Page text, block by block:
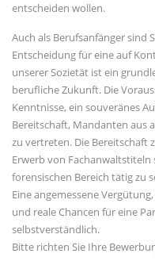
entscheiden wollen.
Auch als Berufsanfänger sind
Entscheidung für eine auf
unserer Sozietät ist ein
berufliche Zukunft. Die
Kenntnisse, ein souveränes
Bereitschaft, Mandanten aus
zu vertreten. Die Bereitschaft
Erwerb von
forensischen Bereich tätig zu
Eine angemessene
und reale Chancen für eine
selbstverständlich.
Bitte richten Sie Ihre